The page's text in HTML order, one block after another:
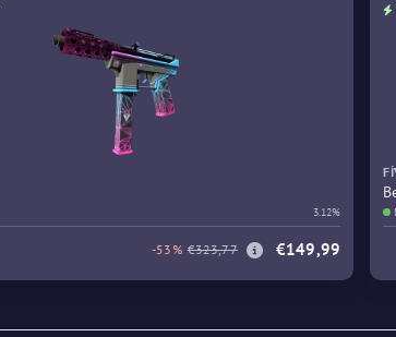
3.12%
-53% €323,77 €149,99